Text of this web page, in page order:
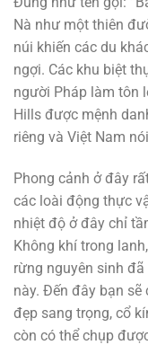
Nà như một thiên
núi khiến các du
ngợi. Các khu biệt
người Pháp làm tôn
Hills được mệnh
riêng và Việt Nam
Phong cảnh ở đây
các loài động thực
nhiệt độ ở đây chỉ
Không khí trong
rừng nguyên sinh
này. Đến đây bạn
đẹp sang trọng, cổ
còn có thể chụp